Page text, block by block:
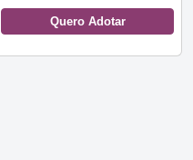
Quero Adotar